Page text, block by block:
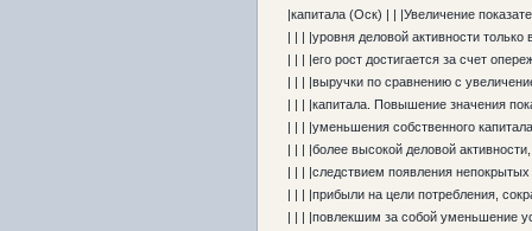
|капитала (Оск) | | |Увеличение
| | | |уровня деловой активности только
| | | |его рост достигается за счет
| | | |выручки по сравнению с
| | | |капитала. Повышение значения
| | | |уменьшения собственного
| | | |более высокой деловой
| | | |следствием появления
| | | |прибыли на цели потребления,
| | | |повлекшим за собой уменьшение